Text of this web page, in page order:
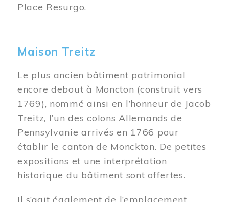
Place Resurgo.
Maison Treitz
Le plus ancien bâtiment patrimonial
encore debout à Moncton (construit vers
1769), nommé ainsi en l’honneur de Jacob
Treitz, l’un des colons Allemands de
Pennsylvanie arrivés en 1766 pour
établir le canton de Monckton. De petites
expositions et une interprétation
historique du bâtiment sont offertes.
Il s’agit également de l’emplacement